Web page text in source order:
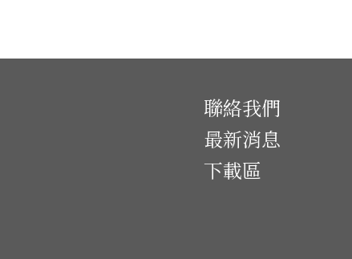
聯絡我們
最新消息
下載區